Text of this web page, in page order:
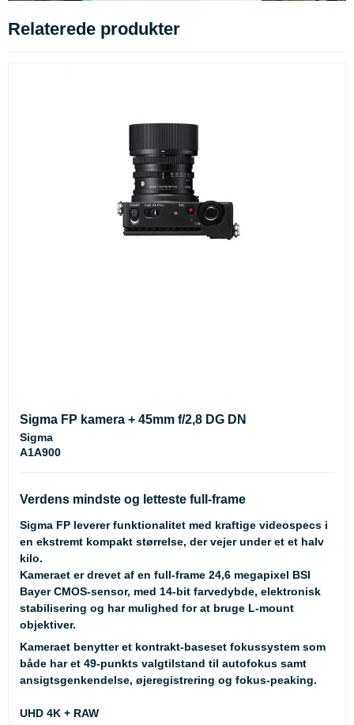
Relaterede produkter
Sigma FP kamera + 45mm f/2,8 DG DN
Sigma
A1A900
Verdens mindste og letteste full-frame
Sigma FP leverer funktionalitet med kraftige videospecs i
en ekstremt kompakt størrelse, der vejer under et et halv
kilo.
Kameraet er drevet af en full-frame 24,6 megapixel BSI
Bayer CMOS-sensor, med 14-bit farvedybde, elektronisk
stabilisering og har mulighed for at bruge L-mount
objektiver.
Kameraet benytter et kontrakt-baseset fokussystem som
både har et 49-punkts valgtilstand til autofokus samt
ansigtsgenkendelse, øjeregistrering og fokus-peaking.
UHD 4K + RAW